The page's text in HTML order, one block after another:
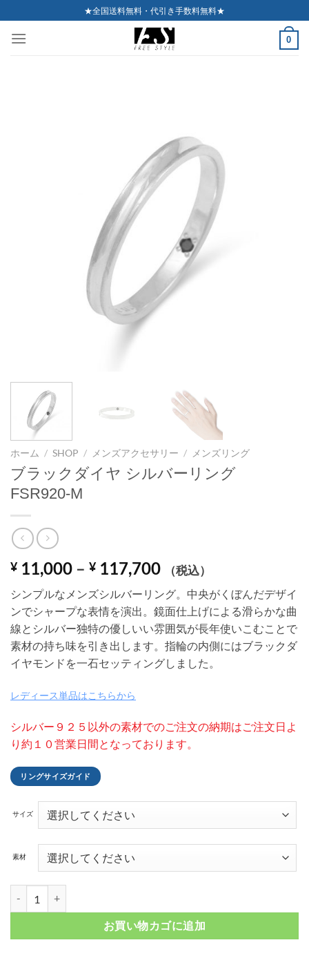
to
content
★全国送料無料・代引き手数料無料★
0
ホーム / SHOP / メンズアクセサリー / メンズリング
ブラックダイヤ シルバーリング
FSR920-M
¥ 11,000 – ¥ 117,700価
格
帯:
¥ 11,000
–
¥ 117,700
（税込）
シンプルなメンズシルバーリング。中央がくぼんだデザイ
ンでシャープな表情を演出。鏡面仕上げによる滑らかな曲
線とシルバー独特の優しいい雰囲気が長年使いこむことで
素材の持ち味を引き出します。指輪の内側にはブラックダ
イヤモンドを一石セッティングしました。
レディース単品はこちらから
シルバー９２５以外の素材でのご注文の納期はご注文日よ
り約１０営業日間となっております。
リングサイズガイド
サイズ
素材
お買い物カゴに追加